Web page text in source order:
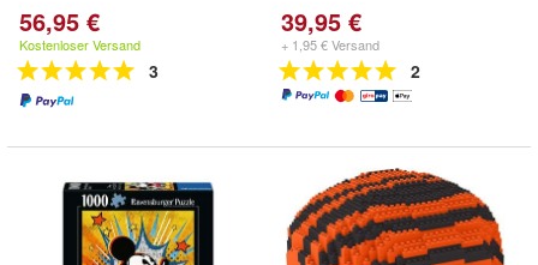
56,95 €
Kostenloser Versand
3
39,95 €
+ 1,95 € Versand
2